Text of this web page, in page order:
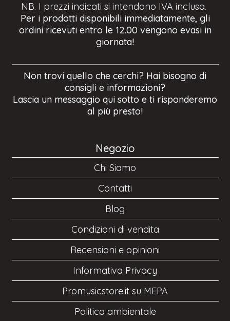
NB. I prezzi indicati si intendono IVA inclusa.
Per i prodotti disponibili immediatamente, gli
ordini ricevuti entro le 12.00 vengono evasi in
giornata!
Non trovi quello che cerchi? Hai bisogno di
consigli e informazioni?
Lascia un messaggio qui sotto e ti risponderemo
al più presto!
Negozio
Chi Siamo
Contatti
Blog
Condizioni di vendita
Recensioni e opinioni
Informativa Privacy
Promusicstore.it su MEPA
Politica ambientale